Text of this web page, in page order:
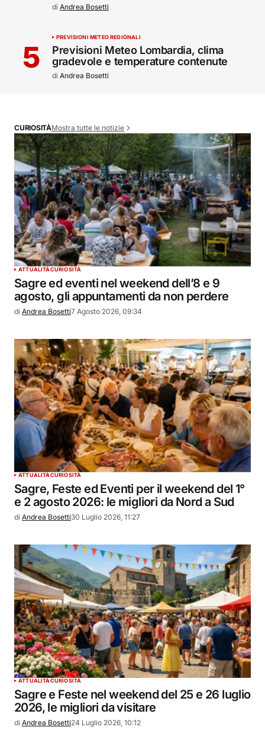
di Andrea Bosetti
PREVISIONI METEO REGIONALI
Previsioni Meteo Lombardia, clima
gradevole e temperature contenute
di Andrea Bosetti
CURIOSITÀMostra tutte le notizie
ATTUALITÀCURIOSITÀ
Sagre ed eventi nel weekend dell’8 e 9
agosto, gli appuntamenti da non perdere
di Andrea Bosetti7 Agosto 2026, 09:34
ATTUALITÀCURIOSITÀ
Sagre, Feste ed Eventi per il weekend del 1°
e 2 agosto 2026: le migliori da Nord a Sud
di Andrea Bosetti30 Luglio 2026, 11:27
ATTUALITÀCURIOSITÀ
Sagre e Feste nel weekend del 25 e 26 luglio
2026, le migliori da visitare
di Andrea Bosetti24 Luglio 2026, 10:12